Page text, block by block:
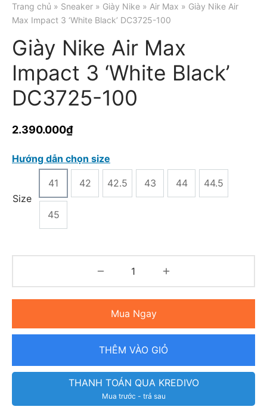
Trang chủ » Sneaker » Giày Nike » Air Max » Giày Nike Air
Max Impact 3 ‘White Black’ DC3725-100
Giày Nike Air Max
Impact 3 ‘White Black’
DC3725-100
2.390.000₫
Hướng dẫn chọn size
Size
41 42 42.5 43 44 44.5
45
Mua Ngay
THÊM VÀO GIỎ
THANH TOÁN QUA KREDIVO
Mua trước - trả sau